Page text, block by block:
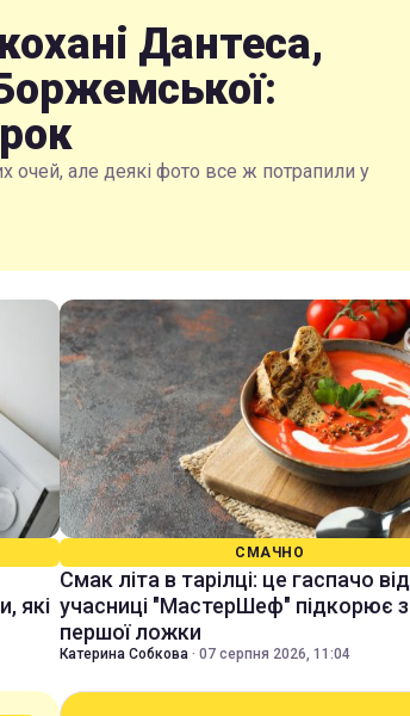
Дантеса,
очей, але деякі фото все ж потрапили у
які
СМАЧНО
Смак літа в тарілці: це гаспачо від
учасниці "МастерШеф" підкорює з
першої ложки
Катерина Собкова · 07 серпня 2026, 11:04